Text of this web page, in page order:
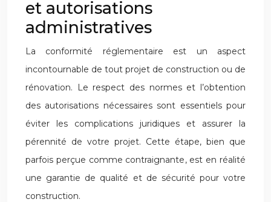
et autorisations
administratives
La conformité réglementaire est un aspect
incontournable de tout projet de construction ou de
rénovation. Le respect des normes et l’obtention
des autorisations nécessaires sont essentiels pour
éviter les complications juridiques et assurer la
pérennité de votre projet. Cette étape, bien que
parfois perçue comme contraignante, est en réalité
une garantie de qualité et de sécurité pour votre
construction.